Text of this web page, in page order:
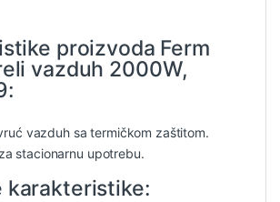
proizvoda Ferm
vazduh 2000W,
vazduh sa termičkom zaštitom.
stacionarnu upotrebu.
karakteristike: